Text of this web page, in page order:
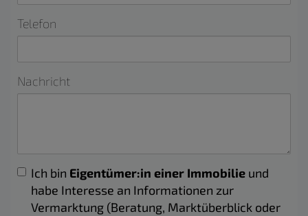
Telefon
Nachricht
Ich bin Eigentümer:in einer Immobilie und
habe Interesse an Informationen zur
Vermarktung (Beratung, Marktüberblick oder